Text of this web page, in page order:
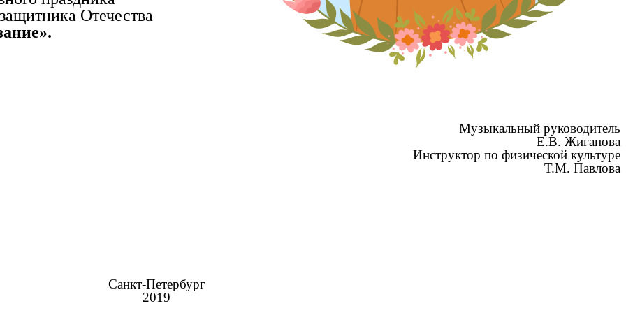
Отечества
Музыкальный руководитель
Е.В. Жиганова
Инструктор по физической культуре
Т.М. Павлова
Санкт-Петербург
2019